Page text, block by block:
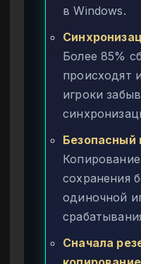
в Windows.
Более 85%
происходят
игроки
Безопасный
сохранения
одиночной
Сначала